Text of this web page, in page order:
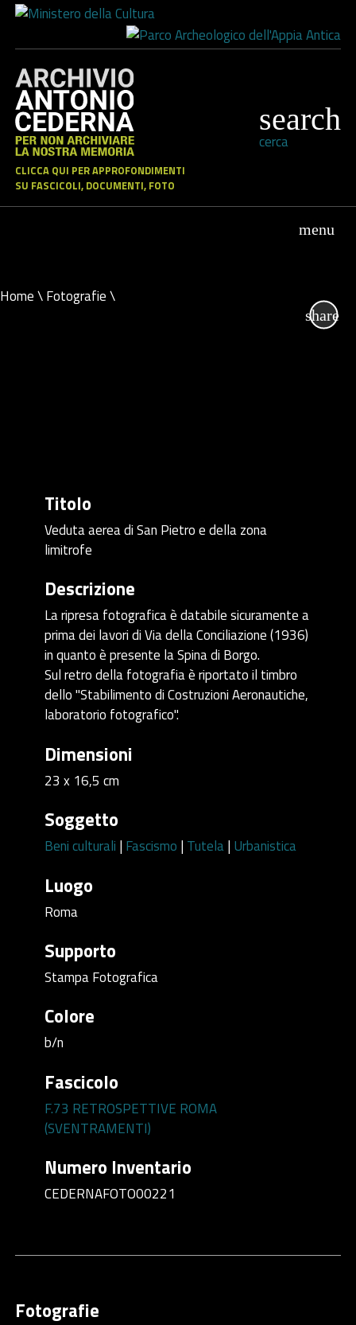
CLICCA QUI PER APPROFONDIMENTI
SU FASCICOLI, DOCUMENTI, FOTO
cerca
Home\Fotografie\
Titolo
Veduta aerea di San Pietro e della zona
limitrofe
Descrizione
La ripresa fotografica è databile sicuramente a
prima dei lavori di Via della Conciliazione (1936)
in quanto è presente la Spina di Borgo.
Sul retro della fotografia è riportato il timbro
dello "Stabilimento di Costruzioni Aeronautiche,
laboratorio fotografico".
Dimensioni
23 x 16,5 cm
Soggetto
Beni culturali | Fascismo | Tutela| Urbanistica
Luogo
Roma
Supporto
Stampa Fotografica
Colore
b/n
Fascicolo
F.73 RETROSPETTIVE ROMA
(SVENTRAMENTI)
Numero Inventario
CEDERNAFOTO00221
Fotografie